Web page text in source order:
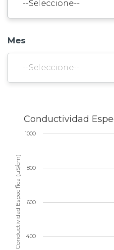
Mes
Conductividad Específica (µS/cm)
Conductividad
400
600
800
1000